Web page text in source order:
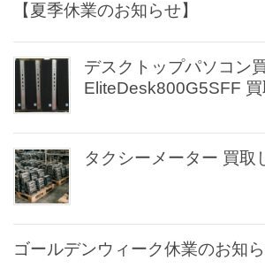
【夏季休業のお知らせ】
デスクトップパソコン
EliteDesk800G5SFF
タクシーメーター 買取
ゴールデンウィーク休業のお知